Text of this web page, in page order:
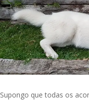
Supongo que todas os